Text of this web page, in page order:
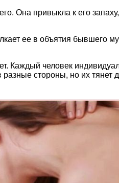
Она привыкла к его
ее в объятия
Каждый человек
стороны, но их тянет